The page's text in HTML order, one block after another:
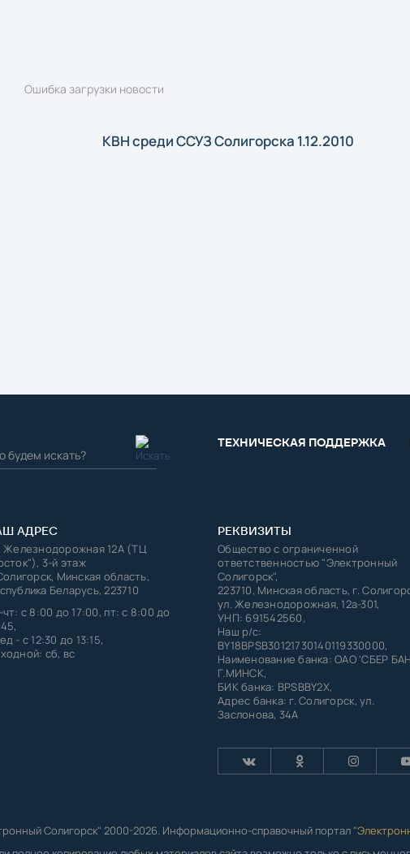
Ошибка загрузки новости
КВН среди ССУЗ Солигорска 1.12.2010
ТЕХНИЧЕСКАЯ ПОДДЕРЖКА
АДРЕС
Железнодорожная 12А (ТЦ
3-й этаж
Минская область,
Беларусь, 223710
чт: с 8:00 до 17:00, пт: с 8:00 до
- с 12:30 до 13:15,
сб, вс
РЕКВИЗИТЫ
Общество с ограниченной
ответственностью "Электронный
Солигорск",
223710, Минская область, г.
ул. Железнодорожная, 12а-301,
УНП: 691542560,
Наш р/с:
BY18BPSB30121730140119330000,
Наименование банка: ОАО 'СБЕР
Г.МИНСК,
БИК банка: BPSBBY2X,
Адрес банка: г. Солигорск, ул.
Заслонова, 34А
Солигорск" 2000-2026. Информационно-справочный портал "